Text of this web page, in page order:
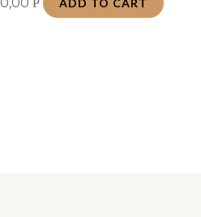
Р ADD TO CART